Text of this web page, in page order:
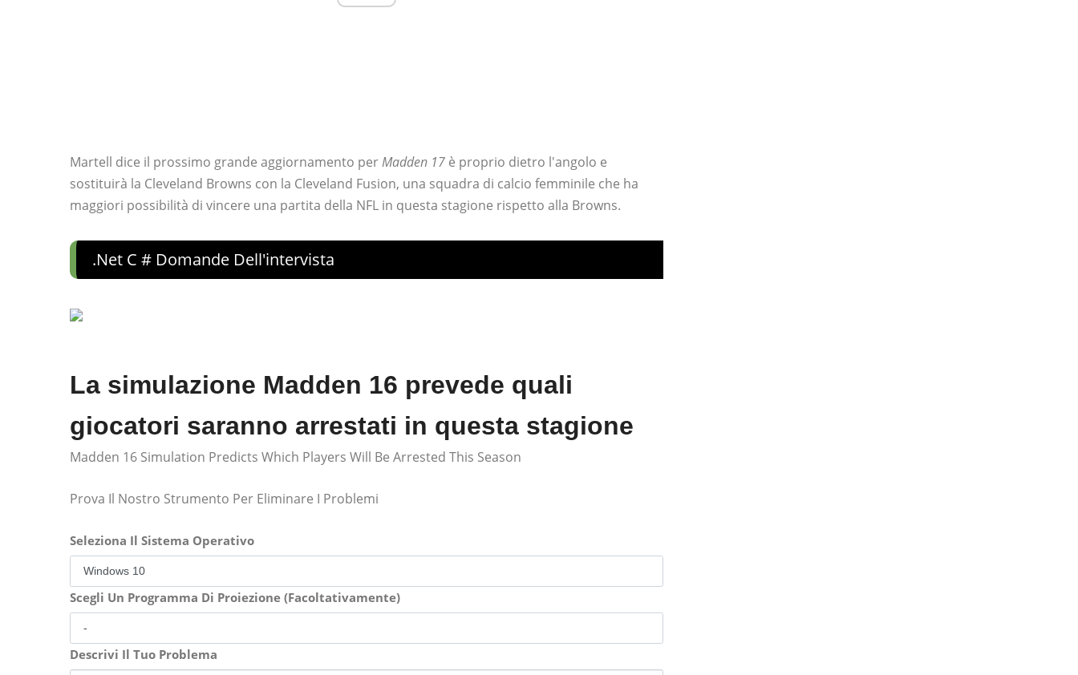
Martell dice il prossimo grande aggiornamento perMadden 17 è proprio dietro l'angolo e
sostituirà la Cleveland Browns con la Cleveland Fusion, una squadra di calcio femminile che ha
maggiori possibilità di vincere una partita della NFL in questa stagione rispetto alla Browns.
.net C # Domande Dell'intervista
La simulazione Madden 16 prevede quali
giocatori saranno arrestati in questa stagione
Madden 16 Simulation Predicts Which Players Will Be Arrested This Season
Prova Il Nostro Strumento Per Eliminare I Problemi
Seleziona Il Sistema Operativo
Scegli Un Programma Di Proiezione (Facoltativamente)
Descrivi Il Tuo Problema